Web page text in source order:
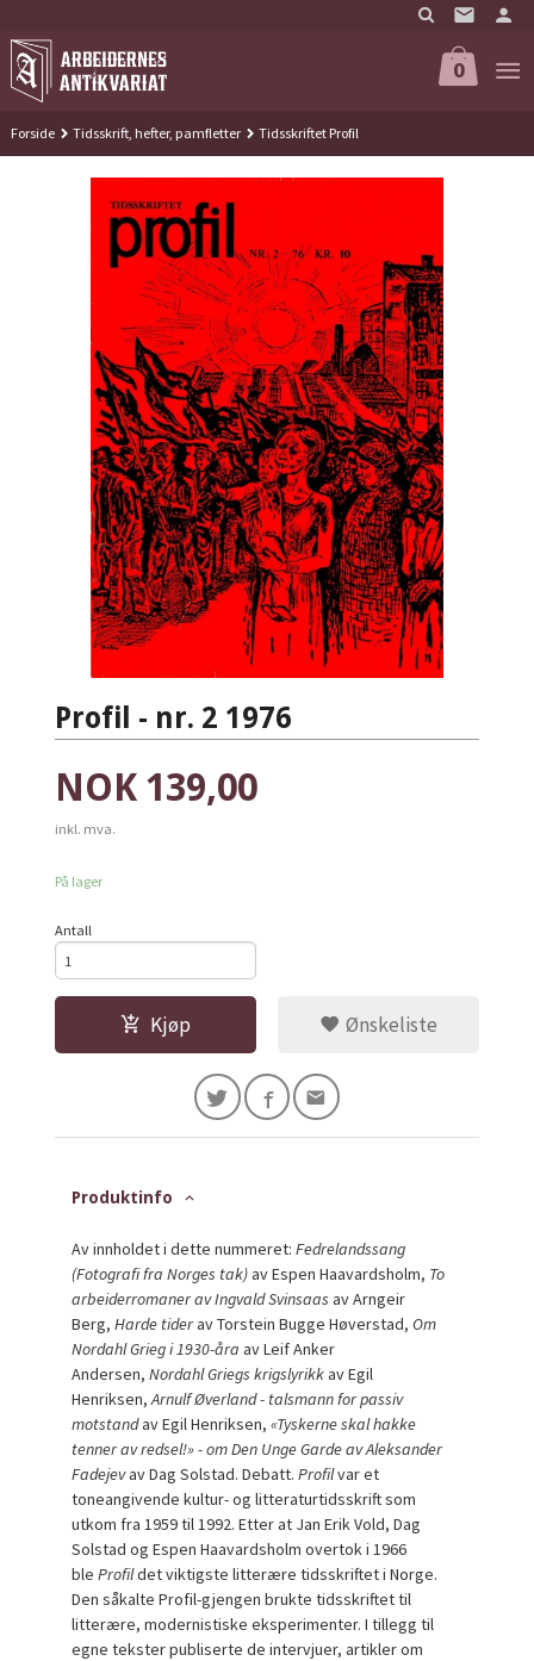
til
innholdet
0
Forside Tidsskrift, hefter, pamfletter Tidsskriftet Profil
Profil - nr. 2 1976
Pris
NOK 139,00
inkl. mva.
På lager
Antall
Kjøp Ønskeliste
Produktinfo
Av innholdet i dette nummeret:Fedrelandssang
(Fotografi fra Norges tak)av Espen Haavardsholm, To
arbeiderromaner av Ingvald Svinsaas av Arngeir
Berg,Harde tiderav Torstein Bugge Høverstad,Om
Nordahl Grieg i 1930-åra av Leif Anker
Andersen,Nordahl Griegs krigslyrikkav Egil
Henriksen,Arnulf Øverland - talsmann for passiv
motstandav Egil Henriksen,«Tyskerne skal hakke
tenner av redsel!» - om Den Unge Garde av Aleksander
Fadejevav Dag Solstad. Debatt.Profilvar et
toneangivende kultur- og litteraturtidsskrift som
utkom fra 1959 til 1992. Etter at Jan Erik Vold, Dag
Solstad og Espen Haavardsholm overtok i 1966
bleProfildet viktigste litterære tidsskriftet i Norge.
Den såkalte Profil-gjengen brukte tidsskriftet til
litterære, modernistiske eksperimenter. I tillegg til
egne tekster publiserte de intervjuer, artikler om